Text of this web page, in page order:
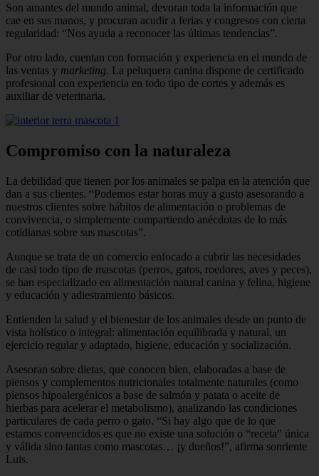
Son amantes del mundo animal, devoran toda la información que
cae en sus manos, y procuran acudir a ferias y congresos con cierta
regularidad: “Nos ayuda a reconocer las últimas tendencias”.
Por otro lado, cuentan con formación y experiencia en el mundo de
las ventas y marketing. La peluquera canina dispone de certificado
profesional con experiencia en todo tipo de cortes y además es
auxiliar de veterinaria.
Compromiso con la naturaleza
La debilidad que tienen por los animales se palpa en la atención que
dan a sus clientes. “Podemos estar horas muy a gusto asesorando a
nuestros clientes sobre hábitos de alimentación o problemas de
convivencia, o simplemente compartiendo anécdotas de lo más
cotidianas sobre sus mascotas”.
Aunque se trata de un comercio enfocado a cubrir las necesidades
de casi todo tipo de mascotas (perros, gatos, roedores, aves y peces),
se han especializado en alimentación natural canina y felina, higiene
y educación y adiestramiento básicos.
Entienden la salud y el bienestar de los animales desde un punto de
vista holístico o integral: alimentación equilibrada y natural, un
ejercicio regular y adaptado, higiene, educación y socialización.
Asesoran sobre dietas, que conocen bien, elaboradas a base de
piensos y complementos nutricionales totalmente naturales (como
piensos hipoalergénicos a base de salmón y patata o aceite de
hierbas para acelerar el metabolismo), analizando las condiciones
particulares de cada perro o gato. “Si hay algo que de lo que
estamos convencidos es que no existe una solución o “receta” única
y válida sino tantas como mascotas… ¡y dueños!”, afirma sonriente
Luis.